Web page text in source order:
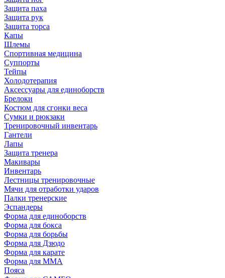
Защита паха
Защита рук
Защита торса
Капы
Шлемы
Спортивная медицина
Суппорты
Тейпы
Холодотерапия
Аксессуары для единоборств
Брелоки
Костюм для сгонки веса
Сумки и рюкзаки
Тренировочный инвентарь
Гантели
Лапы
Защита тренера
Макивары
Инвентарь
Лестницы тренировочные
Мячи для отработки ударов
Палки тренерские
Эспандеры
Форма для единоборств
Форма для бокса
Форма для борьбы
Форма для Дзюдо
Форма для карате
Форма для MMA
Пояса